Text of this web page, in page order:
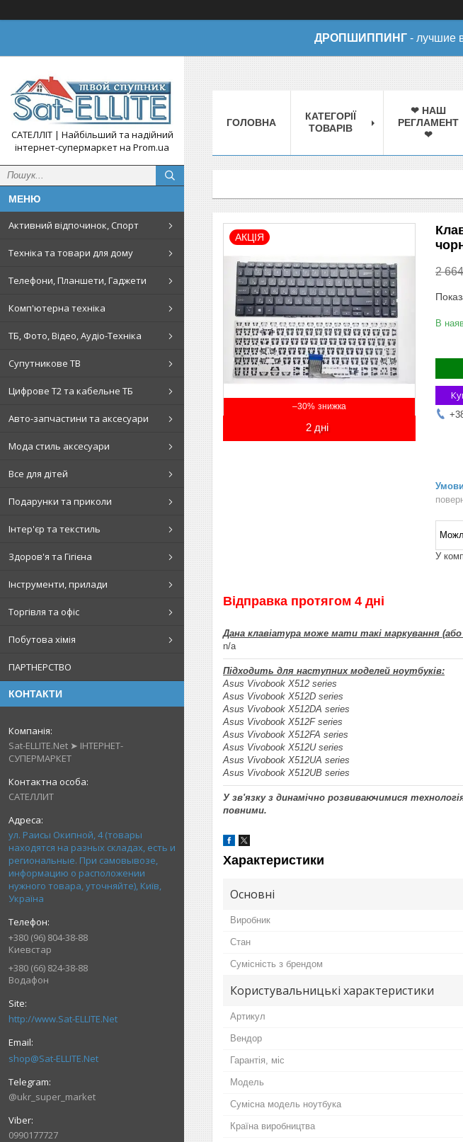
ДРОПШИППИНГ - лучшие
САТЕЛЛІТ | Найбільший та надійний
інтернет-супермаркет на Prom.ua
Активний відпочинок, Спорт
Техніка та товари для дому
Телефони, Планшети, Гаджети
Комп'ютерна техніка
ТБ, Фото, Відео, Аудіо-Техніка
Супутникове ТВ
Цифрове Т2 та кабельне ТБ
Авто-запчастини та аксесуари
Мода стиль аксесуари
Все для дітей
Подарунки та приколи
Інтер'єр та текстиль
Здоров'я та Гігієна
Інструменти, прилади
Торгівля та офіс
Побутова хімія
ПАРТНЕРСТВО
КОНТАКТИ
Sat-ELLITE.Net ➤ ІНТЕРНЕТ-
СУПЕРМАРКЕТ
САТЕЛЛИТ
ул. Раисы Окипной, 4 (товары
находятся на разных складах, есть и
региональные. При самовывозе,
информацию о расположении
нужного товара, уточняйте), Київ,
Україна
+380 (96) 804-38-88
Киевстар
+380 (66) 824-38-88
Водафон
http://www.Sat-ELLITE.Net
shop@Sat-ELLITE.Net
@ukr_super_market
0990177727
ГОЛОВНА
КАТЕГОРІЇ
ТОВАРІВ
❤ НАШ
РЕГЛАМЕНТ
❤
–30%
АКЦІЯ
2 дні
2
В
У
Відправка протягом 4 дні
Дана клавіатура може мати такі маркування (або
n/a
Підходить для наступних моделей ноутбуків:
Asus Vivobook X512 series
Asus Vivobook X512D series
Asus Vivobook X512DA series
Asus Vivobook X512F series
Asus Vivobook X512FA series
Asus Vivobook X512U series
Asus Vivobook X512UA series
Asus Vivobook X512UB series
У зв'язку з динамічно розвиваючимися
повними.
Характеристики
Основні
Виробник
Стан
Сумісність з брендом
Користувальницькі характеристики
Артикул
Вендор
Гарантія, міс
Мoдель
Сумісна модель ноутбука
Країна виробництва